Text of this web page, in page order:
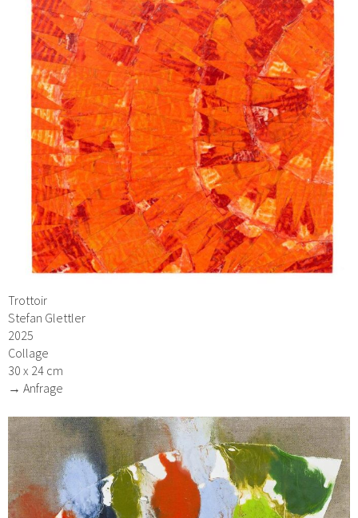
Trottoir
Stefan Glettler
2025
Collage
30 x 24 cm
→ Anfrage